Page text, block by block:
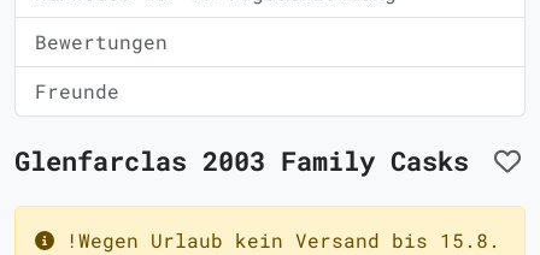
Bewertungen
Freunde
Glenfarclas 2003 Family Casks
!Wegen Urlaub kein Versand bis 15.8.